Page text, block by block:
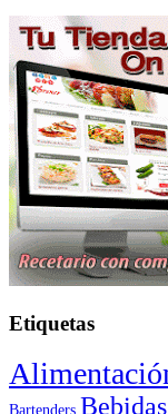
Etiquetas
Bartenders Bebidas